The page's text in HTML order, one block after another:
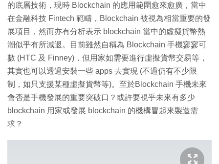
的底層技術，現時 Blockchain 的應用範圍愈來愈廣，當中
在金融科技 Fintech 範疇，Blockchain 被視為相當重要的發
展項目，然而亦有分析表示 blockchain 當中的虛擬貨幣熱
潮似乎有所減退。目前雖然自稱為 Blockchain 手機寥寥可
數 (HTC 及 Finney)，但用家如需要進行虛擬貨幣交易等，
其實也可以透過安裝一些 apps 去實現 (不過仍有不少限
制，如只支援某種虛擬貨幣等)。至於Blockchain 手機未來
會否是手機發展的重要突破口？或許要視乎未來有多少
blockchain 用家或發展 blockchain 的機構冒起來製造需
求？